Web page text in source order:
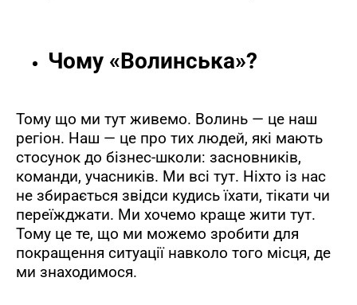
Чому «Волинська»?
Тому що ми тут живемо. Волинь — це наш
регіон. Наш — це про тих людей, які мають
стосунок до бізнес-школи: засновників,
команди, учасників. Ми всі тут. Ніхто із нас
не збирається звідси кудись їхати, тікати чи
переїжджати. Ми хочемо краще жити тут.
Тому це те, що ми можемо зробити для
покращення ситуації навколо того місця, де
ми знаходимося.